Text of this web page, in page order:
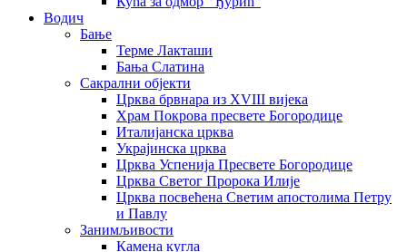
Водич
Бање
Терме Лакташи
Бања Слатина
Сакрални објекти
Црква брвнара из XVIII вијека
Храм Покрова пресвете Богородице
Италијанска црква
Украјинска црква
Црква Успенија Пресвете Богородице
Црква Светог Пророка Илије
Црква посвећена Светим апостолима Петру
и Павлу
Занимљивости
Камена кугла